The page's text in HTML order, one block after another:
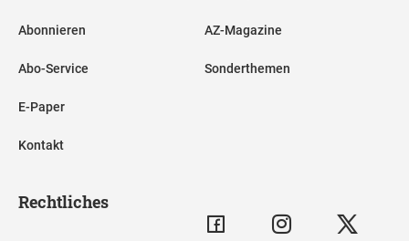
Abonnieren
Abo-Service
E-Paper
Kontakt
AZ-Magazine
Sonderthemen
Rechtliches